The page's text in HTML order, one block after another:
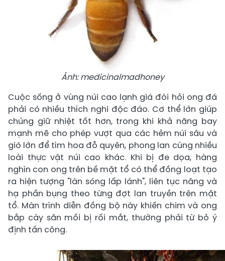
Ảnh: medicinalmadhoney
Cuộc sống ở vùng núi cao lạnh giá đòi hỏi ong đá
phải có nhiều thích nghi độc đáo. Cơ thể lớn giúp
chúng giữ nhiệt tốt hơn, trong khi khả năng bay
mạnh mẽ cho phép vượt qua các hẻm núi sâu và
gió lớn để tìm hoa đỗ quyên, phong lan cùng nhiều
loài thực vật núi cao khác. Khi bị đe dọa, hàng
nghìn con ong trên bề mặt tổ có thể đồng loạt tạo
ra hiện tượng "làn sóng lấp lánh", liên tục nâng và
hạ phần bụng theo từng đợt lan truyền trên mặt
tổ. Màn trình diễn đồng bộ này khiến chim và ong
bắp cày săn mồi bị rối mắt, thường phải từ bỏ ý
định tấn công.